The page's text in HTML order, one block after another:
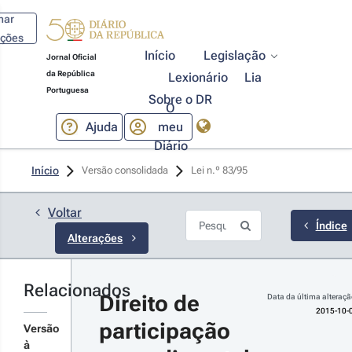
Jornal Oficial
da República
Portuguesa
Início
Legislação
Lexionário
Lia
Sobre o DR
Ajuda
O
meu
Diário
Início Versão consolidada Lei n.º 83/95
Voltar
Alterações
Lei
214-
- 1.ª
pela
n.º
2015, de
de agosto,
o Código
detalhes
Índice
Relacionados
Versão
à
Direito de
participação
Data da última
2015-10-